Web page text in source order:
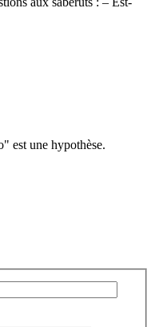
est une hypothèse.